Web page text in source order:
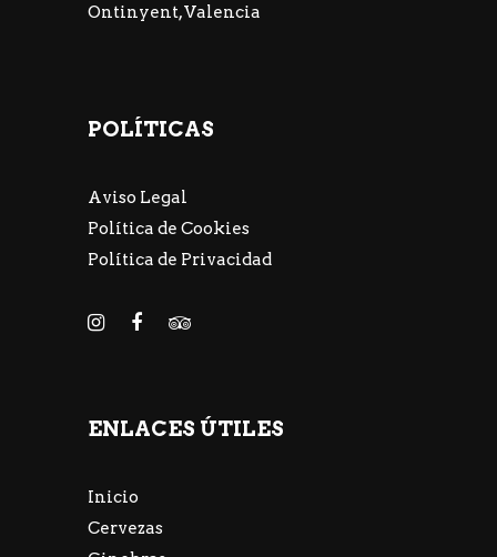
Ontinyent, Valencia
POLÍTICAS
Aviso Legal
Política de Cookies
Política de Privacidad
ENLACES ÚTILES
Inicio
Cervezas